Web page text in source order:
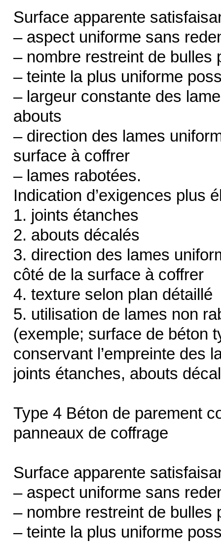
Surface apparente
– aspect uniforme sans
– nombre restreint de bulles
– teinte la plus uniforme
– largeur constante des
abouts
– direction des lames
surface à coffrer
– lames rabotées.
Indication d’exigences plus
1. joints étanches
2. abouts décalés
3. direction des lames
côté de la surface à coffrer
4. texture selon plan détaillé
5. utilisation de lames non
(exemple; surface de béton
conservant l’empreinte des
joints étanches, abouts
Type 4 Béton de parement
panneaux de coffrage
Surface apparente
– aspect uniforme sans
– nombre restreint de bulles
– teinte la plus uniforme